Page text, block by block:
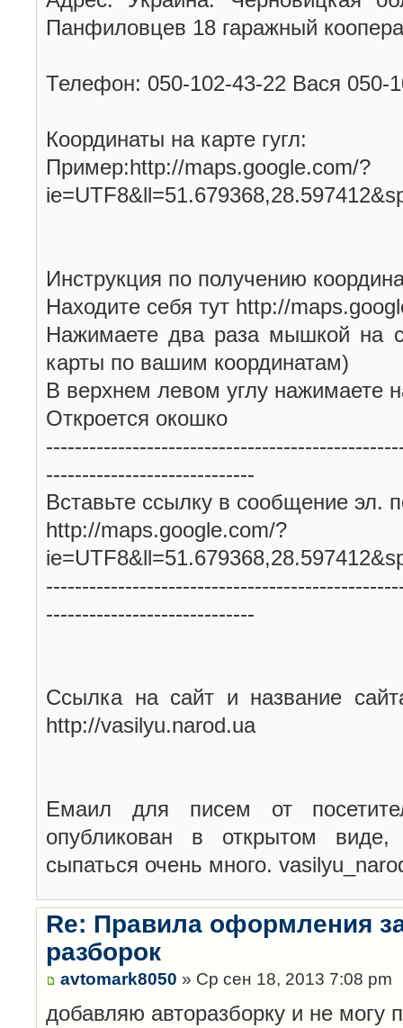
Панфиловцев 18 гаражный
Телефон: 050-102-43-22 Вася 050-
Координаты на карте гугл:
Пример:http://maps.google.com/?
Инструкция по получению
Находите себя тут http://
Нажимаете два раза мышкой на
карты по вашим координатам)
В верхнем левом углу нажимаете
Откроется окошко
-----------------------------
Вставьте ссылку в сообщение эл.
http://maps.google.com/?
-----------------------------
Ссылка на сайт и название
http://vasilyu.narod.ua
Емаил для писем от
опубликован в открытом
сыпаться очень много.
Re: Правила оформления
разборок
avtomark8050 » Ср сен 18, 2013 7:08 pm
добавляю авторазборку и не могу